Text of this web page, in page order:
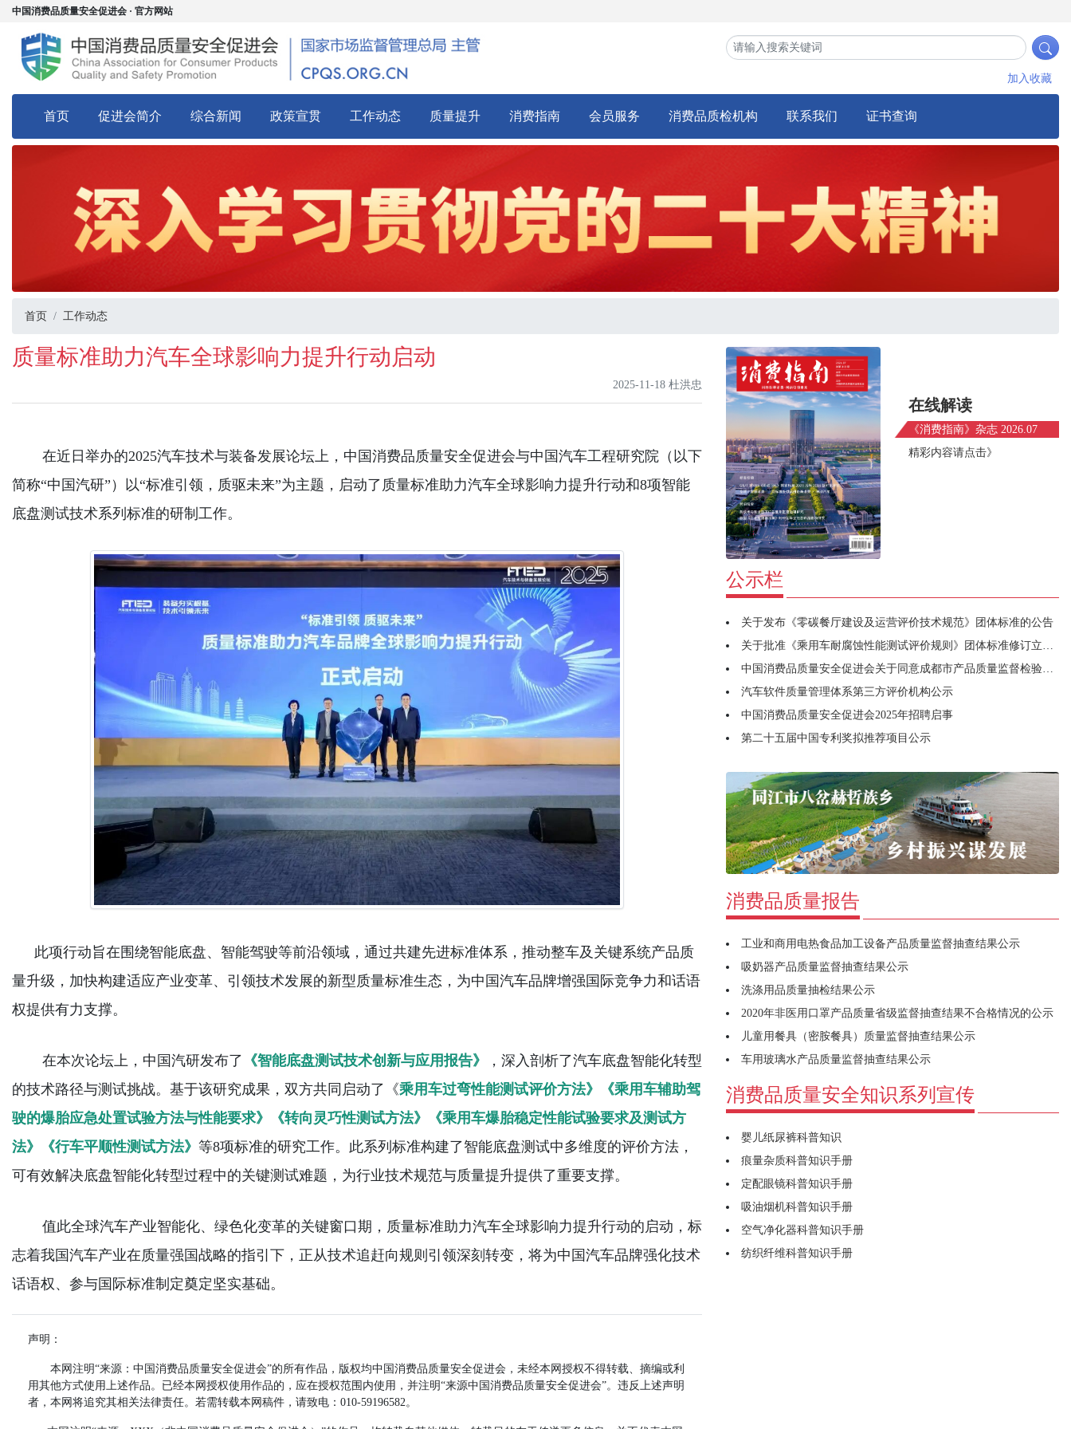
中国消费品质量安全促进会 · 官方网站
加入收藏
首页 促进会简介 综合新闻 政策宣贯 工作动态 质量提升 消费指南 会员服务 消费品质检机构 联系我们 证书查询
首页 工作动态
质量标准助力汽车全球影响力提升行动启动
2025-11-18 杜洪忠
在近日举办的2025汽车技术与装备发展论坛上，中国消费品质量安全促进会与中国汽车工程研究院（以下
简称“中国汽研”）以“标准引领，质驱未来”为主题，启动了质量标准助力汽车全球影响力提升行动和8项智能
底盘测试技术系列标准的研制工作。
此项行动旨在围绕智能底盘、智能驾驶等前沿领域，通过共建先进标准体系，推动整车及关键系统产品质
量升级，加快构建适应产业变革、引领技术发展的新型质量标准生态，为中国汽车品牌增强国际竞争力和话语
权提供有力支撑。
在本次论坛上，中国汽研发布了 《智能底盘测试技术创新与应用报告》
，深入剖析了汽车底盘智能化转型
的技术路径与测试挑战。基于该研究成果，双方共同启动了《乘用车过弯性能测试评价方法》《乘用车辅助驾
驶的爆胎应急处置试验方法与性能要求》《转向灵巧性测试方法》《乘用车爆胎稳定性能试验要求及测试方
法》《行车平顺性测试方法》 等8项标准的研究工作。此系列标准构建了智能底盘测试中多维度的评价方法，
可有效解决底盘智能化转型过程中的关键测试难题，为行业技术规范与质量提升提供了重要支撑。
值此全球汽车产业智能化、绿色化变革的关键窗口期，质量标准助力汽车全球影响力提升行动的启动，标
志着我国汽车产业在质量强国战略的指引下，正从技术追赶向规则引领深刻转变，将为中国汽车品牌强化技术
话语权、参与国际标准制定奠定坚实基础。
声明：
本网注明“来源：中国消费品质量安全促进会”的所有作品，版权均中国消费品质量安全促进会，未经本网授权不得转载、摘编或利
用其他方式使用上述作品。已经本网授权使用作品的，应在授权范围内使用，并注明“来源中国消费品质量安全促进会”。违反上述声明
者，本网将追究其相关法律责任。若需转载本网稿件，请致电：010-59196582。
在线解读
《消费指南》杂志 2026.07
精彩内容请点击》
公示栏
关于发布《零碳餐厅建设及运营评价技术规范》团体标准的公告
关于批准《乘用车耐腐蚀性能测试评价规则》团体标准修订立项的通知
中国消费品质量安全促进会关于同意成都市产品质量监督检验研究院牵头筹建宠物用品工作委员会的函
汽车软件质量管理体系第三方评价机构公示
中国消费品质量安全促进会2025年招聘启事
第二十五届中国专利奖拟推荐项目公示
消费品质量报告
工业和商用电热食品加工设备产品质量监督抽查结果公示
吸奶器产品质量监督抽查结果公示
洗涤用品质量抽检结果公示
2020年非医用口罩产品质量省级监督抽查结果不合格情况的公示
儿童用餐具（密胺餐具）质量监督抽查结果公示
车用玻璃水产品质量监督抽查结果公示
消费品质量安全知识系列宣传
婴儿纸尿裤科普知识
痕量杂质科普知识手册
定配眼镜科普知识手册
吸油烟机科普知识手册
空气净化器科普知识手册
纺织纤维科普知识手册